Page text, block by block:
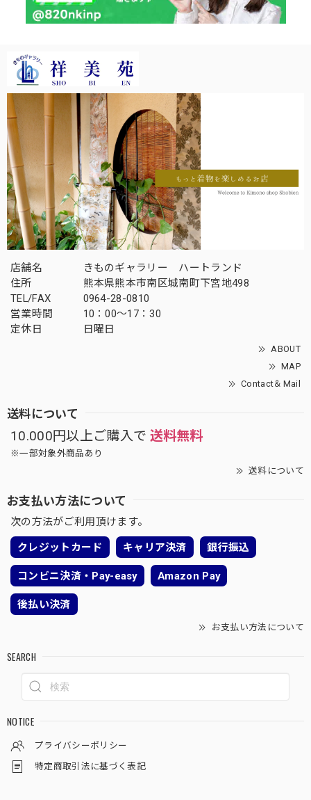
店舗名
きものギャラリー ハートランド
住所
熊本県熊本市南区城南町下宮地498
TEL/FAX
0964-28-0810
営業時間
10：00～17：30
定休日
日曜日
ABOUT
MAP
Contact＆Mail
送料について
10.000円以上ご購入で 送料無料
※一部対象外商品あり
送料について
お支払い方法について
次の方法がご利用頂けます。
クレジットカード キャリア決済 銀行振込
コンビニ決済・Pay-easy Amazon Pay
後払い決済
お支払い方法について
SEARCH
NOTICE
プライバシーポリシー
特定商取引法に基づく表記